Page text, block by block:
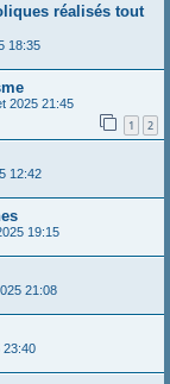
réalisés tout
18:35
2025 21:45
1 2
12:42
19:15
21:08
23:40